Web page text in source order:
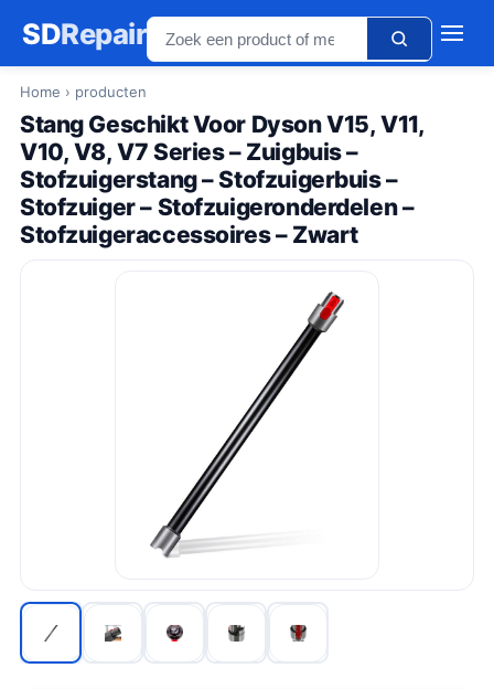
SDRepair
Home › producten
Stang Geschikt Voor Dyson V15, V11,
V10, V8, V7 Series – Zuigbuis –
Stofzuigerstang – Stofzuigerbuis –
Stofzuiger – Stofzuigeronderdelen –
Stofzuigeraccessoires – Zwart